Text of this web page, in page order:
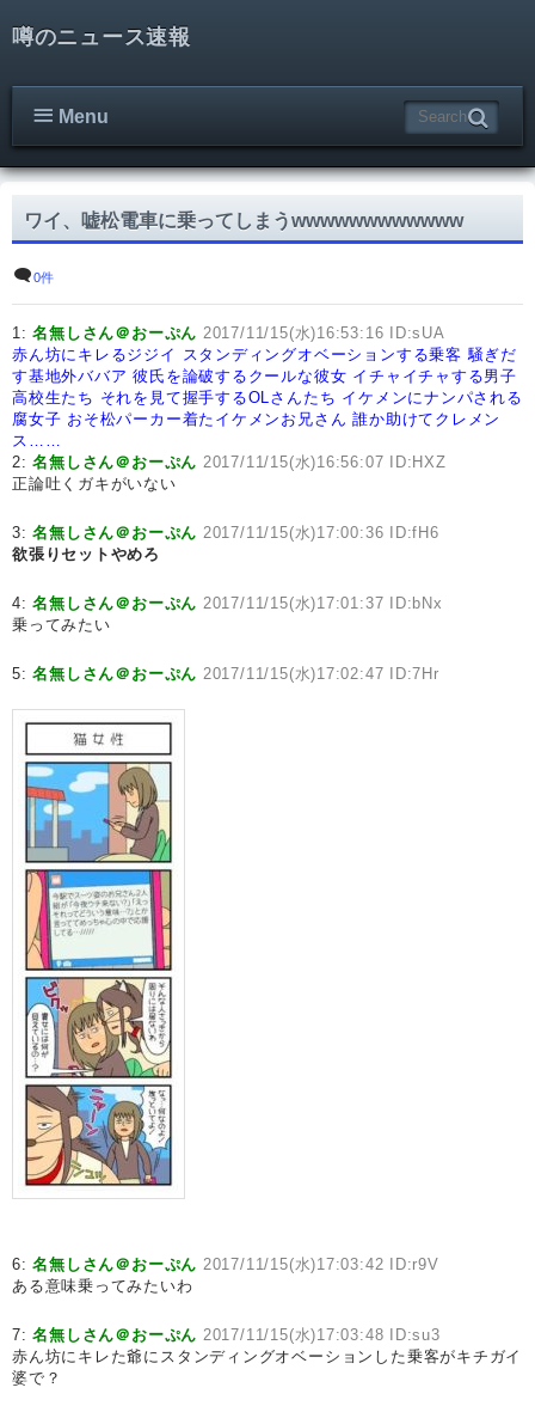
噂のニュース速報
Menu
ワイ、嘘松電車に乗ってしまうwwwwwwwwwwww
0件
1:名無しさん＠おーぷん 2017/11/15(水)16:53:16 ID:sUA
赤ん坊にキレるジジイ スタンディングオベーションする乗客 騒ぎだ
す基地外ババア 彼氏を論破するクールな彼女 イチャイチャする男子
高校生たち それを見て握手するOLさんたち イケメンにナンパされる
腐女子 おそ松パーカー着たイケメンお兄さん 誰か助けてクレメン
ス……
2:名無しさん＠おーぷん 2017/11/15(水)16:56:07 ID:HXZ
正論吐くガキがいない
3:名無しさん＠おーぷん 2017/11/15(水)17:00:36 ID:fH6
欲張りセットやめろ
4:名無しさん＠おーぷん 2017/11/15(水)17:01:37 ID:bNx
乗ってみたい
5:名無しさん＠おーぷん 2017/11/15(水)17:02:47 ID:7Hr
6:名無しさん＠おーぷん 2017/11/15(水)17:03:42 ID:r9V
ある意味乗ってみたいわ
7:名無しさん＠おーぷん 2017/11/15(水)17:03:48 ID:su3
赤ん坊にキレた爺にスタンディングオベーションした乗客がキチガイ
婆で？